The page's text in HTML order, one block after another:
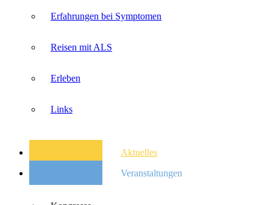
Erfahrungen bei Symptomen
Reisen mit ALS
Erleben
Links
Aktuelles
Veranstaltungen